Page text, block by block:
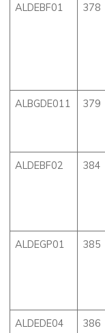
ALDEBF01 378
ALBGDE011 379
ALDEBF02 384
ALDEGP01 385
ALDEDE04 386